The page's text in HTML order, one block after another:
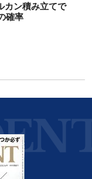
ン積み立てで
確率